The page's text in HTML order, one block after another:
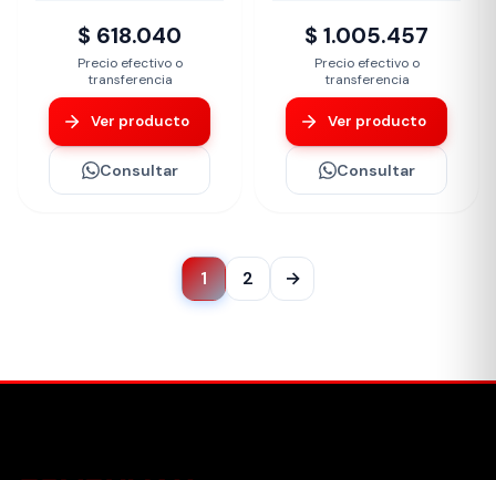
$ 618.040
Precio efectivo o
transferencia
Ver producto
Consultar
$ 1.005.457
Precio efectivo o
transferencia
Ver producto
Consultar
1 2 →